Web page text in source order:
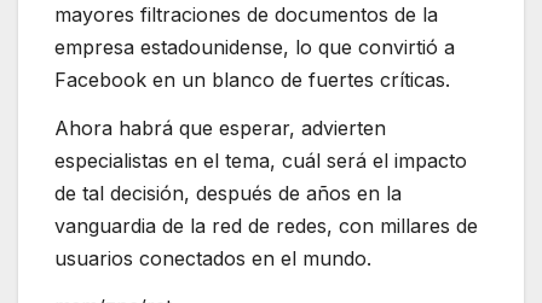
mayores filtraciones de documentos de la
empresa estadounidense, lo que convirtió a
Facebook en un blanco de fuertes críticas.
Ahora habrá que esperar, advierten
especialistas en el tema, cuál será el impacto
de tal decisión, después de años en la
vanguardia de la red de redes, con millares de
usuarios conectados en el mundo.